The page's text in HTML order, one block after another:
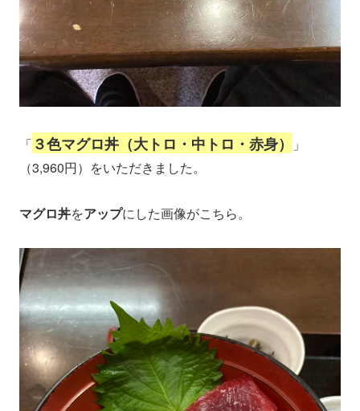
「 ３色マグロ丼（大トロ・中トロ・赤身）
」
（3,960円）をいただきました。
マグロ丼をアップにした画像がこちら。